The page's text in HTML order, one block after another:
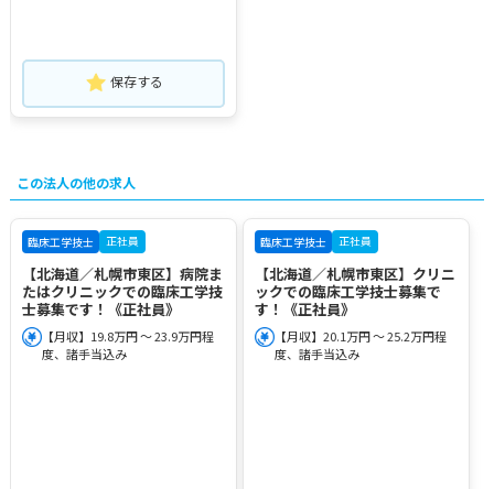
保存する
この法人の他の求人
臨床工学技士 正社員
【北海道／札幌市東区】病院ま
たはクリニックでの臨床工学技
士募集です！《正社員》
【月収】19.8万円 ～ 23.9万円程
度、諸手当込み
臨床工学技士 正社員
【北海道／札幌市東区】クリニ
ックでの臨床工学技士募集で
す！《正社員》
【月収】20.1万円 ～ 25.2万円程
度、諸手当込み